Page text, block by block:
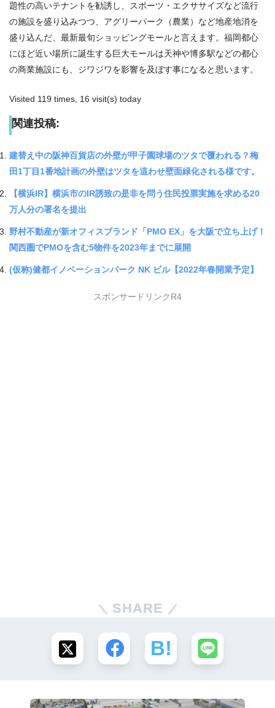
題性の高いテナントを勧誘し、スポーツ・エクササイズなど流行
の施設を盛り込みつつ、アグリーパーク（農業）など地産地消を
盛り込んだ、最新最旬ショッピングモールと言えます。福岡都心
にほど近い場所に誕生する巨大モールは天神や博多駅などの都心
の商業施設にも、ジワジワを影響を及ぼす事になると思います。
Visited 119 times, 16 visit(s) today
関連投稿:
建替え中の阪神百貨店の外壁が甲子園球場のツタで覆われる？梅
田1丁目1番地計画の外壁はツタを這わせ壁面緑化される様です。
【横浜IR】横浜市のIR誘致の是非を問う住民投票実施を求める20
万人分の署名を提出
野村不動産が新オフィスブランド「PMO EX」を大阪で立ち上げ！
関西圏でPMOを含む5物件を2023年までに展開
(仮称)健都イノベーションパーク NK ビル【2022年春開業予定】
スポンサードリンクR4
SHARE